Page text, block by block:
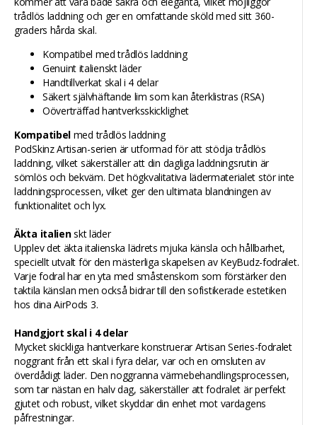
trådlös laddning och ger en omfattande sköld med sitt 360-
graders hårda skal.
Kompatibel med trådlös laddning
Genuint italienskt läder
Handtillverkat skal i 4 delar
Säkert självhäftande lim som kan återklistras (RSA)
Oöverträffad hantverksskicklighet
Kompatibel med trådlös laddning
PodSkinz Artisan-serien är utformad för att stödja trådlös
laddning, vilket säkerställer att din dagliga laddningsrutin är
sömlös och bekväm. Det högkvalitativa lädermaterialet stör inte
laddningsprocessen, vilket ger den ultimata blandningen av
funktionalitet och lyx.
Äkta italienskt läder
Upplev det äkta italienska lädrets mjuka känsla och hållbarhet,
speciellt utvalt för den mästerliga skapelsen av KeyBudz-fodralet.
Varje fodral har en yta med småstenskorn som förstärker den
taktila känslan men också bidrar till den sofistikerade estetiken
hos dina AirPods 3.
Handgjort skal i 4 delar
Mycket skickliga hantverkare konstruerar Artisan Series-fodralet
noggrant från ett skal i fyra delar, var och en omsluten av
överdådigt läder. Den noggranna värmebehandlingsprocessen,
som tar nästan en halv dag, säkerställer att fodralet är perfekt
gjutet och robust, vilket skyddar din enhet mot vardagens
påfrestningar.